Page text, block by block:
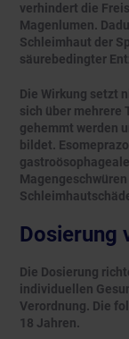
verhindert die
Magenlumen.
Schleimhaut der
säurebedingter
Die Wirkung setzt
sich über mehrere
gehemmt werden
bildet.
Dosierung
Die Dosierung
individuellen
Verordnung. Die
18 Jahren.